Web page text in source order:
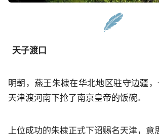
天子渡口
明朝，燕王朱棣在华北地区驻守边疆
天津渡河南下抢了南京皇帝的饭碗。
上位成功的朱棣正式下诏赐名天津，意